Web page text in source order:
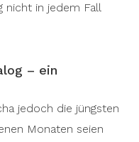
nicht in jedem Fall
– ein
jedoch die jüngsten
Monaten seien